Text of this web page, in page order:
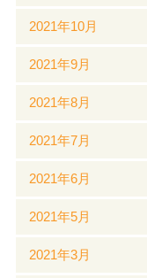
2021年10月
2021年9月
2021年8月
2021年7月
2021年6月
2021年5月
2021年3月